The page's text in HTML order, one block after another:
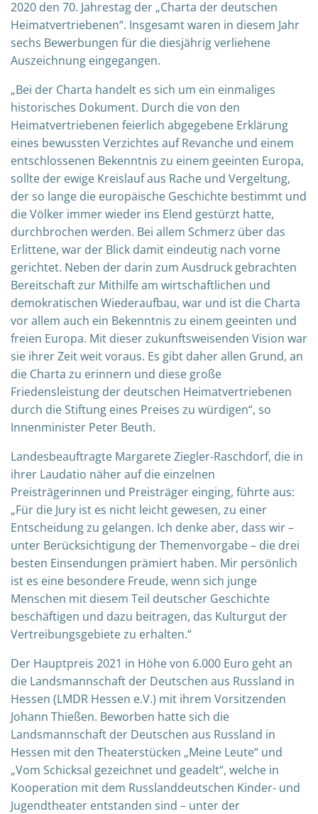
2020 den 70. Jahrestag der „Charta der deutschen
Heimatvertriebenen“. Insgesamt waren in diesem Jahr
sechs Bewerbungen für die diesjährig verliehene
Auszeichnung eingegangen.
„Bei der Charta handelt es sich um ein einmaliges
historisches Dokument. Durch die von den
Heimatvertriebenen feierlich abgegebene Erklärung
eines bewussten Verzichtes auf Revanche und einem
entschlossenen Bekenntnis zu einem geeinten Europa,
sollte der ewige Kreislauf aus Rache und Vergeltung,
der so lange die europäische Geschichte bestimmt und
die Völker immer wieder ins Elend gestürzt hatte,
durchbrochen werden. Bei allem Schmerz über das
Erlittene, war der Blick damit eindeutig nach vorne
gerichtet. Neben der darin zum Ausdruck gebrachten
Bereitschaft zur Mithilfe am wirtschaftlichen und
demokratischen Wiederaufbau, war und ist die Charta
vor allem auch ein Bekenntnis zu einem geeinten und
freien Europa. Mit dieser zukunftsweisenden Vision war
sie ihrer Zeit weit voraus. Es gibt daher allen Grund, an
die Charta zu erinnern und diese große
Friedensleistung der deutschen Heimatvertriebenen
durch die Stiftung eines Preises zu würdigen“, so
Innenminister Peter Beuth.
Landesbeauftragte Margarete Ziegler-Raschdorf, die in
ihrer Laudatio näher auf die einzelnen
Preisträgerinnen und Preisträger einging, führte aus:
„Für die Jury ist es nicht leicht gewesen, zu einer
Entscheidung zu gelangen. Ich denke aber, dass wir –
unter Berücksichtigung der Themenvorgabe – die drei
besten Einsendungen prämiert haben. Mir persönlich
ist es eine besondere Freude, wenn sich junge
Menschen mit diesem Teil deutscher Geschichte
beschäftigen und dazu beitragen, das Kulturgut der
Vertreibungsgebiete zu erhalten.“
Der Hauptpreis 2021 in Höhe von 6.000 Euro geht an
die Landsmannschaft der Deutschen aus Russland in
Hessen (LMDR Hessen e.V.) mit ihrem Vorsitzenden
Johann Thießen. Beworben hatte sich die
Landsmannschaft der Deutschen aus Russland in
Hessen mit den Theaterstücken „Meine Leute“ und
„Vom Schicksal gezeichnet und geadelt“, welche in
Kooperation mit dem Russlanddeutschen Kinder- und
Jugendtheater entstanden sind – unter der